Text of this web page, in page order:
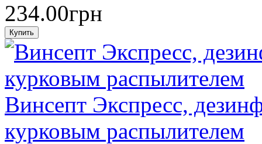
234.00грн
Винсепт Экспресс,
курковым распылителем